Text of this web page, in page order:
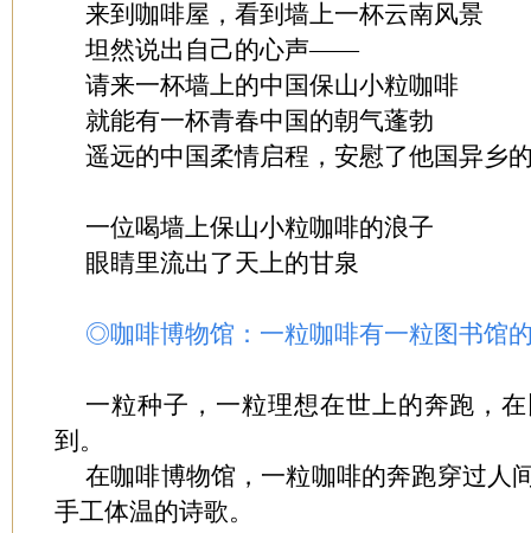
来到咖啡屋，看到墙上一杯云南风景
坦然说出自己的心声——
请来一杯墙上的中国保山小粒咖啡
就能有一杯青春中国的朝气蓬勃
遥远的中国柔情启程，安慰了他国异乡
一位喝墙上保山小粒咖啡的浪子
眼睛里流出了天上的甘泉
◎咖啡博物馆：一粒咖啡有一粒图书馆
一粒种子，一粒理想在世上的奔跑，
到。
在咖啡博物馆，一粒咖啡的奔跑穿过人
手工体温的诗歌。